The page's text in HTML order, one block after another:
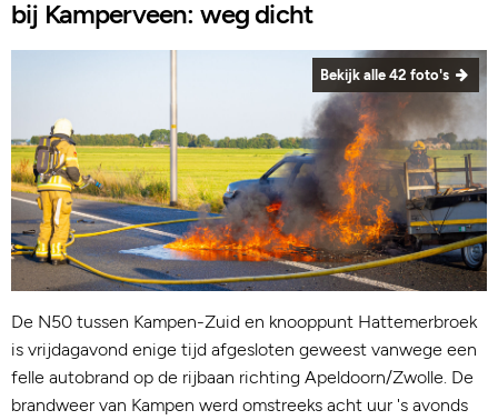
bij Kamperveen: weg dicht
Bekijk alle 42 foto's
De N50 tussen Kampen-Zuid en knooppunt Hattemerbroek
is vrijdagavond enige tijd afgesloten geweest vanwege een
felle autobrand op de rijbaan richting Apeldoorn/Zwolle. De
brandweer van Kampen werd omstreeks acht uur 's avonds